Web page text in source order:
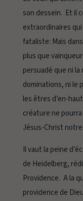
son dessein. Et il
extraordinaires
fataliste: Mais
plus que
persuadé que ni la
dominations, ni le
les êtres d’en-
créature ne
Jésus-Christ
Il vaut la peine
de Heidelberg,
Providence. A la
providence de Dieu